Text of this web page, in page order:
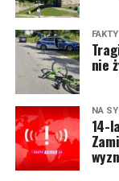
nie
NA
14-